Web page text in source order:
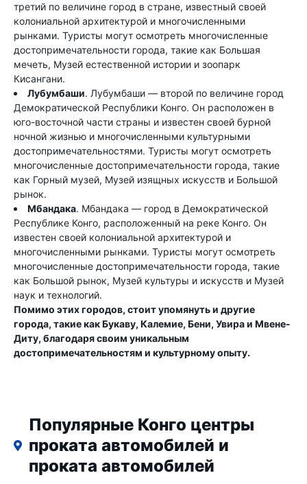
третий по величине город в стране, известный своей
колониальной архитектурой и многочисленными
рынками. Туристы могут осмотреть многочисленные
достопримечательности города, такие как Большая
мечеть, Музей естественной истории и зоопарк
Кисангани.
Лубумбаши. Лубумбаши — второй по величине город
Демократической Республики Конго. Он расположен в
юго-восточной части страны и известен своей бурной
ночной жизнью и многочисленными культурными
достопримечательностями. Туристы могут осмотреть
многочисленные достопримечательности города, такие
как Горный музей, Музей изящных искусств и Большой
рынок.
Мбандака. Мбандака — город в Демократической
Республике Конго, расположенный на реке Конго. Он
известен своей колониальной архитектурой и
многочисленными рынками. Туристы могут осмотреть
многочисленные достопримечательности города, такие
как Большой рынок, Музей культуры и искусств и Музей
наук и технологий.
Помимо этих городов, стоит упомянуть и другие
города, такие как Букаву, Калемие, Бени, Увира и Мвене-
Диту, благодаря своим уникальным
достопримечательностям и культурному опыту.
Популярные Конго центры
проката автомобилей и
проката автомобилей